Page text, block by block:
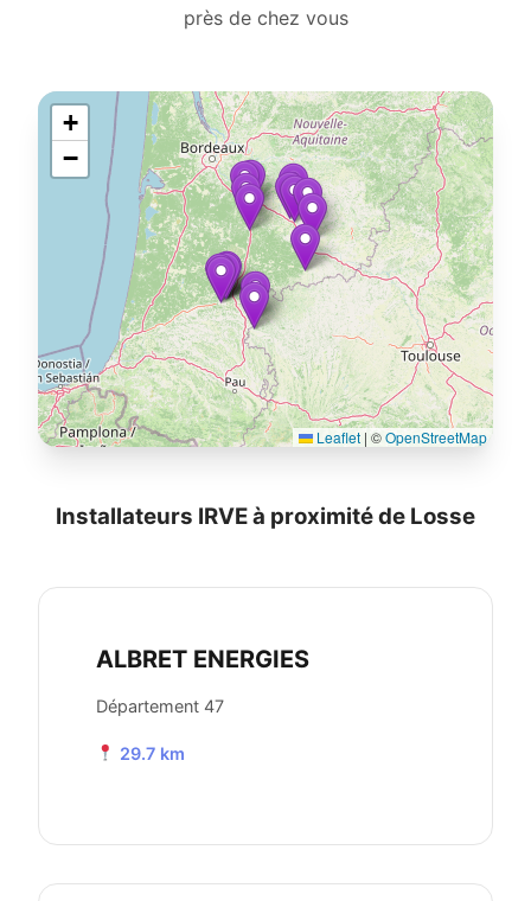
près de chez vous
+
−
Leaflet | ©OpenStreetMap
Installateurs IRVE à proximité de Losse
ALBRET ENERGIES
Département 47
29.7 km